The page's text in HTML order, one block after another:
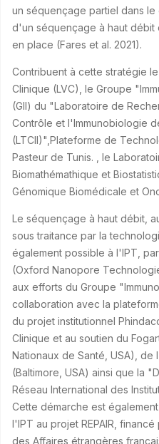
un séquençage partiel dans
d'un séquençage à haut débit
en place (Fares et al. 2021).
Contribuent à cette stratégie
Clinique (LVC), le Groupe
(GII) du "Laboratoire de
Contrôle et l'Immunobiologie
(LTCII)",Plateforme de
Pasteur de Tunis. , le
Biomathémathique et
Génomique Biomédicale et
Le séquençage à haut débit,
sous traitance par la
également possible à l'IPT,
(Oxford Nanopore
aux efforts du Groupe
collaboration avec la
du projet institutionnel
Clinique et au soutien du
Nationaux de Santé, USA), de
(Baltimore, USA) ainsi que la
Réseau International des
Cette démarche est
l'IPT au projet REPAIR,
des Affaires étrangères